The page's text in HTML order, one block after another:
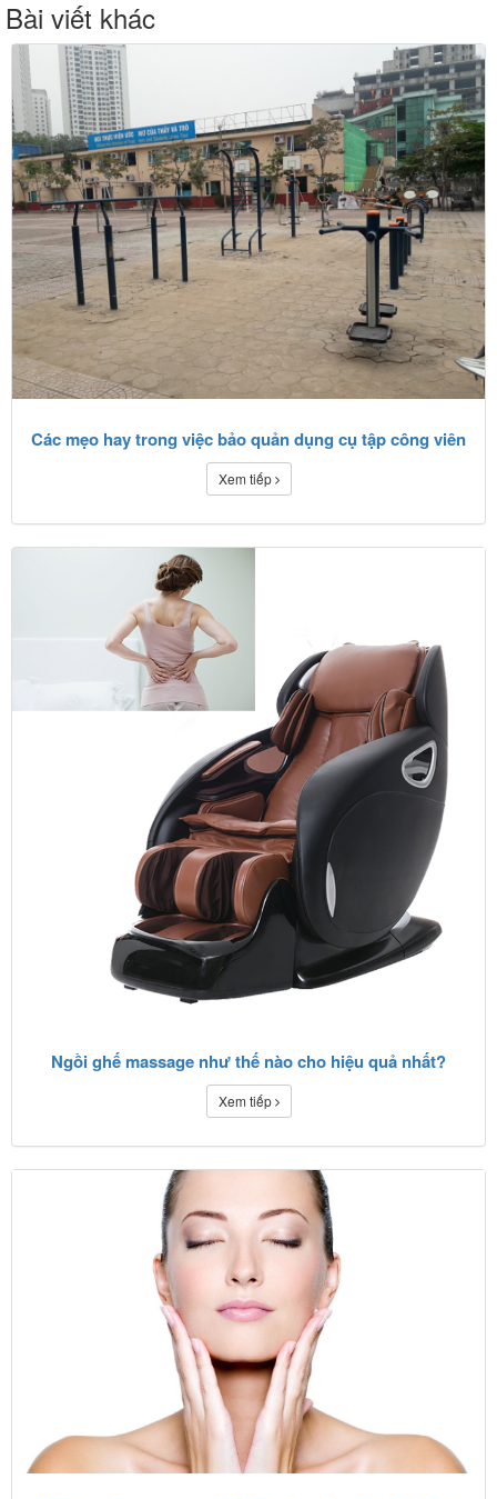
Bài viết khác
Các mẹo hay trong việc bảo quản dụng cụ tập công viên
Xem tiếp
Ngồi ghế massage như thế nào cho hiệu quả nhất?
Xem tiếp